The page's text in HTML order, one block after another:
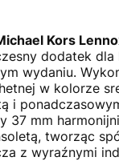
Kors
dodatek
wydaniu.
w kolorze
i
37 mm
tworząc
z wyraźnymi